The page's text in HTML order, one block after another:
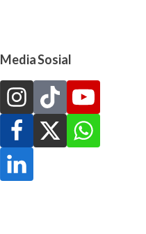
Media Sosial